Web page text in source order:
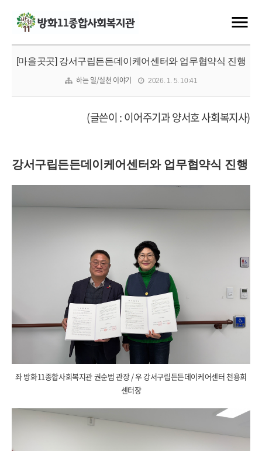
[마을곳곳] 강서구립든든데이케어센터와 업무협약식 진행
하는 일/실천 이야기 2026. 1. 5. 10:41
(글쓴이 : 이어주기과 양서호 사회복지사)
강서구립든든데이케어센터와 업무협약식 진행
좌 방화11종합사회복지관 권순범 관장 / 우 강서구립든든데이케어센터 천용희
센터장